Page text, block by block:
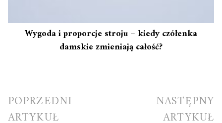
Wygoda i proporcje stroju – kiedy czółenka
damskie zmieniają całość?
Nawigacja
wpisu
POPRZEDNI
ARTYKUŁ
NASTĘPNY
ARTYKUŁ